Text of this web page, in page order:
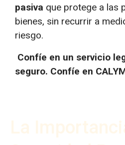
pasiva que protege a las
bienes, sin recurrir a
riesgo.
Confíe en un servicio
seguro. Confíe en